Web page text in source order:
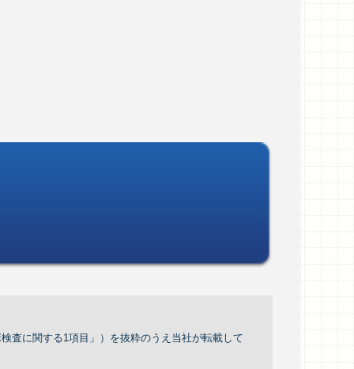
査に関する1項目」）を抜粋のうえ当社が転載して